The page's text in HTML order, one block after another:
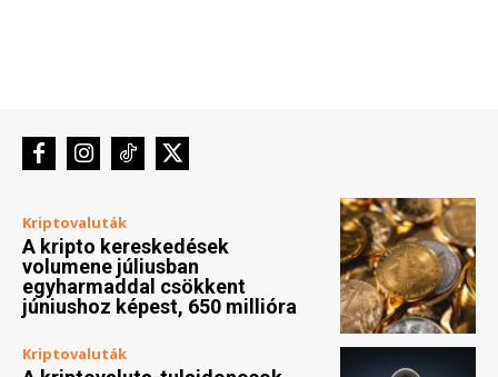
Kriptovaluták
A kripto kereskedések
volumene júliusban
egyharmaddal csökkent
júniushoz képest, 650 millióra
Kriptovaluták